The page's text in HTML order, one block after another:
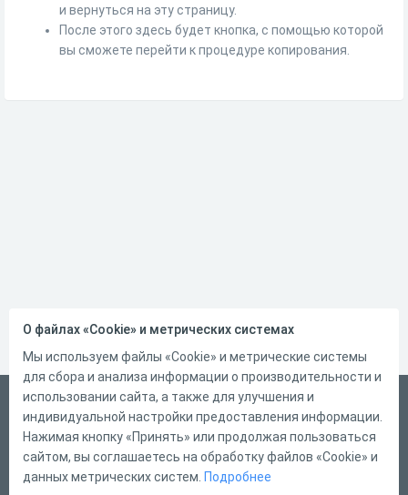
и вернуться на эту страницу.
После этого здесь будет кнопка, с помощью которой
вы сможете перейти к процедуре копирования.
Русский
Справка
Форма обратной связи
О файлах «Cookie» и метрических системах
Мы используем файлы «Cookie» и метрические системы
для сбора и анализа информации о производительности и
использовании сайта, а также для улучшения и
индивидуальной настройки предоставления информации.
Нажимая кнопку «Принять» или продолжая пользоваться
сайтом, вы соглашаетесь на обработку файлов «Cookie» и
данных метрических систем. Подробнее